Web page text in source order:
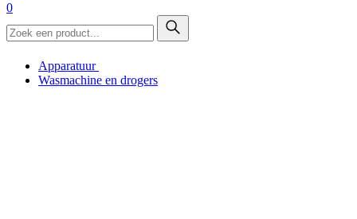
0
Apparatuur
Wasmachine en drogers